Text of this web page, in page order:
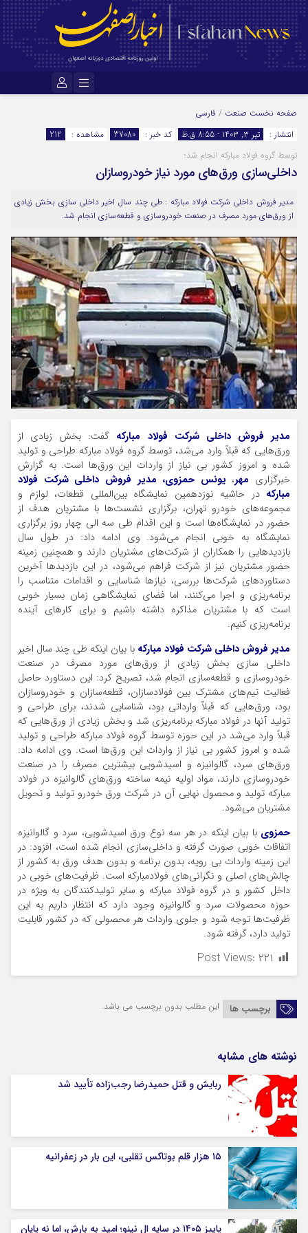
رمز عبور
مرا به خاطر بسپار
صفحه نخست صنعت / فارسی
انتشار :
تیر ۳, ۱۴۰۳ - 8:55 ق.ظ کد خبر : 37080 مشاهده :
212
توسط گروه فولاد مبارکه انجام شد؛
داخلی‌سازی ورق‌های مورد نیاز خودروسازان
مدیر فروش داخلی شرکت فولاد مبارکه : طی چند سال اخیر داخلی سازی بخش زیادی
از ورق‌های مورد مصرف در صنعت خودروسازی و قطعه‌سازی انجام شد.
مدیر فروش داخلی شرکت فولاد مبارکه گفت: بخش زیادی از
ورق‌هایی که قبلاً وارد می‌شد، توسط گروه فولاد مبارکه طراحی و تولید
شده و امروز کشور بی نیاز از واردات این ورق‌ها است. به گزارش
خبرگزاری مهر، یونس حمزوی، مدیر فروش داخلی شرکت فولاد
مبارکه در حاشیه نوزدهمین نمایشگاه بین‌المللی قطعات، لوازم و
مجموعه‌های خودرو تهران، برگزاری نشست‌ها با مشتریان هدف از
حضور در نمایشگاه‌ها است و این اقدام طی سه الی چهار روز برگزاری
نمایشگاه به خوبی انجام می‌شود. وی ادامه داد: در طول سال
بازدیدهایی را همکاران از شرکت‌های مشتریان دارند و همچنین زمینه
حضور مشتریان نیز از شرکت فراهم می‌شود، در این بازدیدها آخرین
دستاوردهای شرکت‌ها بررسی، نیازها شناسایی و اقدامات متناسب را
برنامه‌ریزی و اجرا می‌کنند، اما فضای نمایشگاهی زمان بسیار خوبی
است که با مشتریان مذاکره داشته باشیم و برای کارهای آینده
برنامه‌ریزی کنیم.
مدیر فروش داخلی شرکت فولاد مبارکه با بیان اینکه طی چند سال اخیر
داخلی سازی بخش زیادی از ورق‌های مورد مصرف در صنعت
خودروسازی و قطعه‌سازی انجام شد، تصریح کرد: این دستاورد حاصل
فعالیت تیم‌های مشترک بین فولادسازان، قطعه‌سازان و خودروسازان
بود، ورق‌هایی که قبلاً وارداتی بود، شناسایی شدند، برای طراحی و
تولید آنها در فولاد مبارکه برنامه‌ریزی شد و بخش زیادی از ورق‌هایی که
قبلاً وارد می‌شد در این حوزه توسط گروه فولاد مبارکه طراحی و تولید
شده و امروز کشور بی نیاز از واردات این ورق‌ها است. وی ادامه داد:
ورق‌های سرد، گالوانیزه و اسیدشویی بیشترین مصرف را در صنعت
خودروسازی دارند، مواد اولیه نیمه ساخته ورق‌های گالوانیزه در فولاد
مبارکه تولید و محصول نهایی آن در شرکت ورق خودرو تولید و تحویل
مشتریان می‌شود.
حمزوی با بیان اینکه در هر سه نوع ورق اسیدشویی، سرد و گالوانیزه
اتفاقات خوبی صورت گرفته و داخلی‌سازی انجام شده است، افزود: در
این زمینه واردات بی رویه، بدون برنامه و بدون هدف ورق به کشور از
چالش‌های اصلی و نگرانی‌های فولادمبارکه است. ظرفیت‌های خوبی در
داخل کشور و در گروه فولاد مبارکه و سایر تولیدکنندگان به ویژه در
حوزه محصولات سرد و گالوانیزه وجود دارد که انتظار داریم به این
ظرفیت‌ها توجه شود و جلوی واردات هر محصولی که در کشور قابلیت
تولید دارد، گرفته شود.
Post Views: ۲۲۱
برچسب ها این مطلب بدون برچسب می باشد.
نوشته های مشابه
ربایش و قتل حمیدرضا رجب‌زاده تأیید شد
۱۵ هزار قلم بوتاکس تقلبی، این بار در زعفرانیه
پاییز ۱۴۰۵ در سایه ال‌ نینو؛ امید به بارش، اما نه پایان